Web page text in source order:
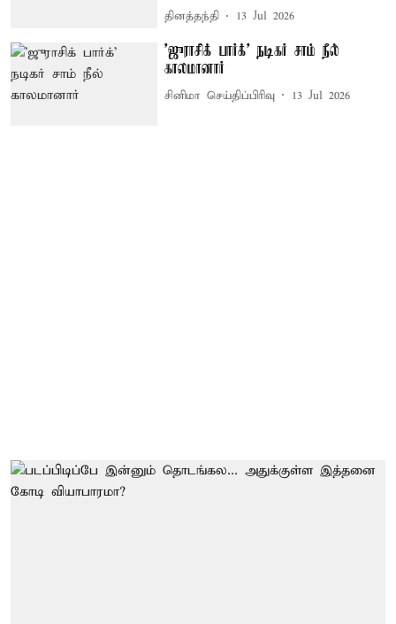
தினத்தந்தி 13 Jul 2026
'ஜுராசிக் பார்க்' நடிகர் சாம் நீல்
காலமானார்
சினிமா செய்திப்பிரிவு 13 Jul 2026